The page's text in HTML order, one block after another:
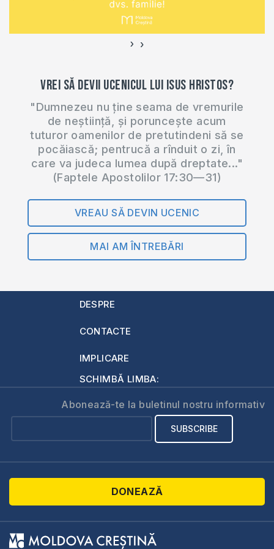
‹ ›
Vrei să devii ucenicul lui Isus Hristos?
"Dumnezeu nu ține seama de vremurile
de neștiință, și poruncește acum
tuturor oamenilor de pretutindeni să se
pocăiască; pentrucă a rînduit o zi, în
care va judeca lumea după dreptate..."
(Faptele Apostolilor 17:30—31)
VREAU SĂ DEVIN UCENIC
MAI AM ÎNTREBĂRI
DESPRE
CONTACTE
IMPLICARE
SCHIMBĂ LIMBA:
Abonează-te la buletinul nostru informativ
DONEAZĂ